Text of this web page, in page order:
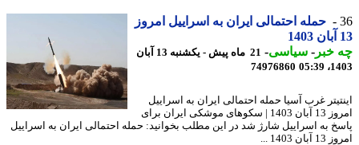
حمله احتمالی ایران به اسراییل امروز
خبر -سیاسی-
21 ماه پیش - یکشنبه 13 آبان
74976860
غرب آسیا حمله احتمالی ایران به اسراییل
امروز 13 آبان 1403 | سکوهای موشکی ایران برای
به اسراییل شارژ شد در این مطلب بخوانید: حمله احتمالی ایران به اسراییل
1403 ...